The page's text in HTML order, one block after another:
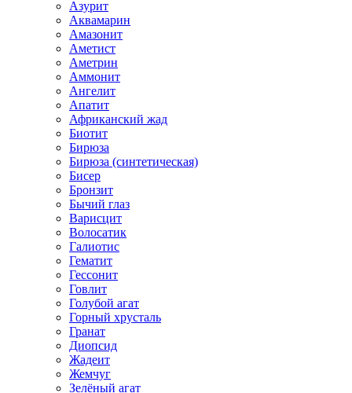
Азурит
Аквамарин
Амазонит
Аметист
Аметрин
Аммонит
Ангелит
Апатит
Африканский жад
Биотит
Бирюза
Бирюза (синтетическая)
Бисер
Бронзит
Бычий глаз
Варисцит
Волосатик
Галиотис
Гематит
Гессонит
Говлит
Голубой агат
Горный хрусталь
Гранат
Диопсид
Жадеит
Жемчуг
Зелёный агат